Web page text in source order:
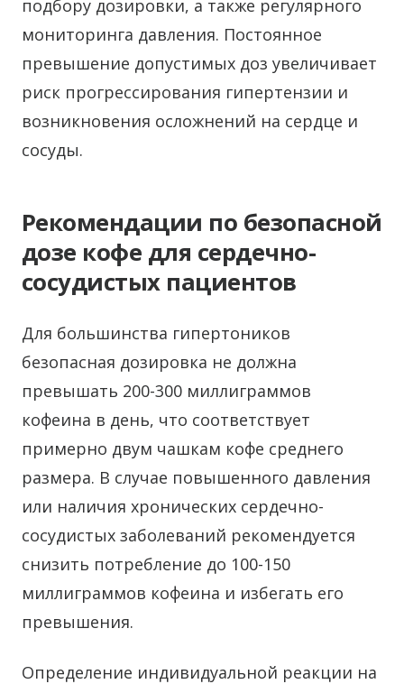
подбору дозировки, а также регулярного
мониторинга давления. Постоянное
превышение допустимых доз увеличивает
риск прогрессирования гипертензии и
возникновения осложнений на сердце и
сосуды.
Рекомендации по безопасной
дозе кофе для сердечно-
сосудистых пациентов
Для большинства гипертоников
безопасная дозировка не должна
превышать 200-300 миллиграммов
кофеина в день, что соответствует
примерно двум чашкам кофе среднего
размера. В случае повышенного давления
или наличия хронических сердечно-
сосудистых заболеваний рекомендуется
снизить потребление до 100-150
миллиграммов кофеина и избегать его
превышения.
Определение индивидуальной реакции на